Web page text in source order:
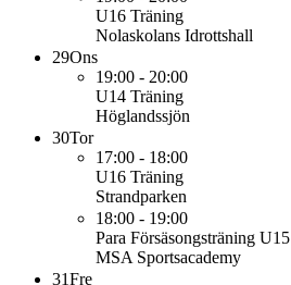
U16 Träning
Nolaskolans Idrottshall
29Ons
19:00 - 20:00
U14 Träning
Höglandssjön
30Tor
17:00 - 18:00
U16 Träning
Strandparken
18:00 - 19:00
Para Försäsongsträning U15
MSA Sportsacademy
31Fre